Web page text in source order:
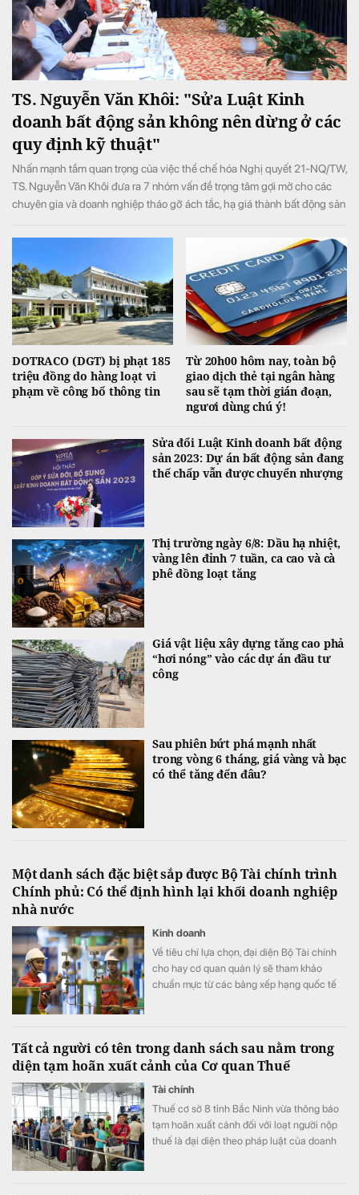
TS. Nguyễn Văn Khôi: "Sửa Luật Kinh
doanh bất động sản không nên dừng ở các
quy định kỹ thuật"
Nhấn mạnh tầm quan trọng của việc thể chế hóa Nghị quyết 21-NQ/TW,
TS. Nguyễn Văn Khôi đưa ra 7 nhóm vấn đề trọng tâm gợi mở cho các
chuyên gia và doanh nghiệp tháo gỡ ách tắc, hạ giá thành bất động sản
DOTRACO (DGT) bị phạt 185
triệu đồng do hàng loạt vi
phạm về công bố thông tin
Từ 20h00 hôm nay, toàn bộ
giao dịch thẻ tại ngân hàng
sau sẽ tạm thời gián đoạn,
ngươi dùng chú ý!
Sửa đổi Luật Kinh doanh bất động
sản 2023: Dự án bất động sản đang
thế chấp vẫn được chuyển nhượng
Thị trường ngày 6/8: Dầu hạ nhiệt,
vàng lên đỉnh 7 tuần, ca cao và cà
phê đồng loạt tăng
Giá vật liệu xây dựng tăng cao phả
“hơi nóng” vào các dự án đầu tư
công
Sau phiên bứt phá mạnh nhất
trong vòng 6 tháng, giá vàng và bạc
có thể tăng đến đâu?
Một danh sách đặc biệt sắp được Bộ Tài chính trình
Chính phủ: Có thể định hình lại khối doanh nghiệp
nhà nước
Kinh doanh
Về tiêu chí lựa chọn, đại diện Bộ Tài chính
cho hay cơ quan quản lý sẽ tham khảo
chuẩn mực từ các bảng xếp hạng quốc tế
tiêu tài chính quan trọng khác.
Tất cả người có tên trong danh sách sau nằm trong
diện tạm hoãn xuất cảnh của Cơ quan Thuế
Tài chính
Thuế cơ sở 8 tỉnh Bắc Ninh vừa thông báo
tạm hoãn xuất cảnh đối với loạt người nộp
thuế là đại diện theo pháp luật của doanh